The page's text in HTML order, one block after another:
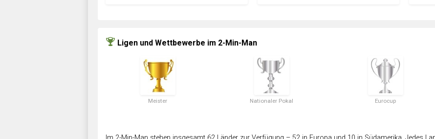
Ligen und Wettbewerbe im 2-Min-Man
Meister Nationaler Pokal Eurocup